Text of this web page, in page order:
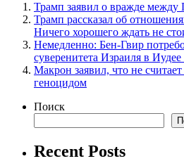
Трамп заявил о вражде
Трамп рассказал об
Ничего хорошего ждать не
Немедленно: Бен-Гвир
суверенитета Израиля в
Макрон заявил, что не
геноцидом
Поиск
Recent Posts